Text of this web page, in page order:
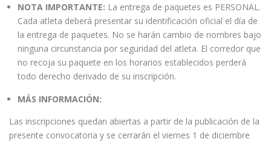
NOTA IMPORTANTE: La entrega de paquetes es PERSONAL.
Cada atleta deberá presentar su identificación oficial el día de
la entrega de paquetes. No se harán cambio de nombres bajo
ninguna circunstancia por seguridad del atleta. El corredor que
no recoja su paquete en los horarios establecidos perderá
todo derecho derivado de su inscripción.
MÁS INFORMACIÓN:
Las inscripciones quedan abiertas a partir de la publicación de la
presente convocatoria y se cerrarán el viernes 1 de diciembre